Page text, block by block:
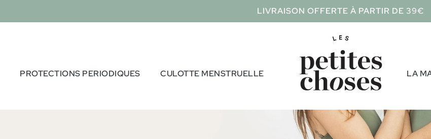
LIVRAISON OFFERTE À PARTIR DE 39€
PROTECTIONS PERIODIQUES CULOTTE MENSTRUELLE LA